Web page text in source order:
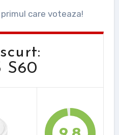
care voteaza!
S60